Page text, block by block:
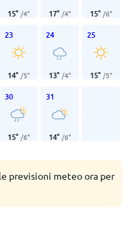
15° /4° 17° /4° 15° /6°
23
14° /5°
24
13° /4°
25
15° /5°
30
15° /6°
31
14° /6°
previsioni meteo ora per